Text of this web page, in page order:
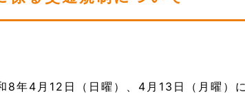
8年4月12日（日曜）、4月13日（月曜）